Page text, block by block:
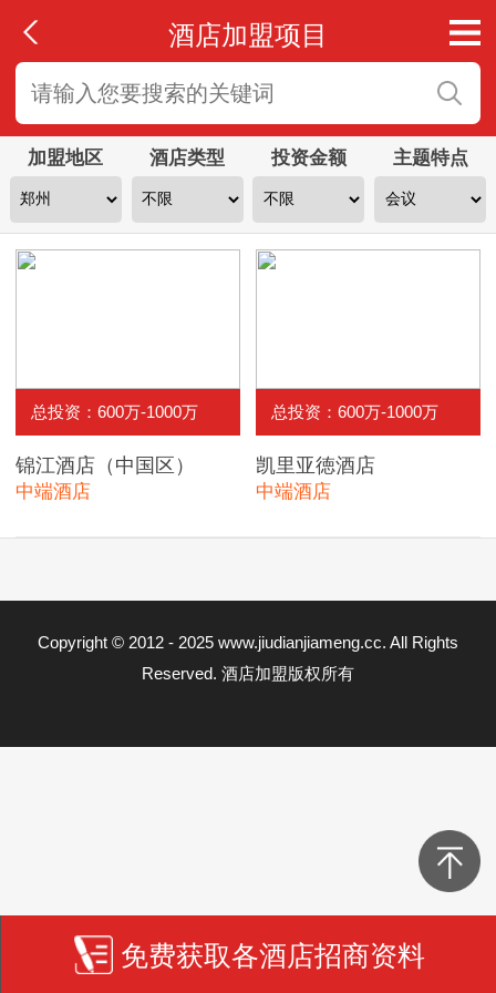
酒店加盟项目
加盟地区 酒店类型 投资金额 主题特点
总投资：600万-1000万
锦江酒店（中国区）
中端酒店
总投资：600万-1000万
凯里亚徳酒店
中端酒店
Copyright © 2012 - 2025 www.jiudianjiameng.cc. All Rights
Reserved. 酒店加盟版权所有
免费获取各酒店招商资料